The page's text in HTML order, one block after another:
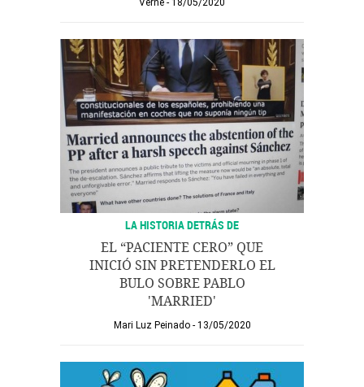
Verne 18/05/2020
LA HISTORIA DETRÁS DE
EL “PACIENTE CERO” QUE
INICIÓ SIN PRETENDERLO EL
BULO SOBRE PABLO
'MARRIED'
Mari Luz Peinado 13/05/2020